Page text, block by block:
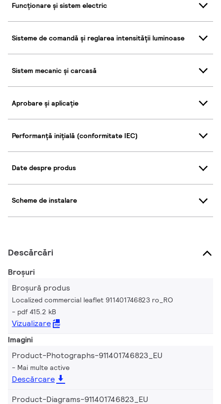
Funcționare și sistem electric
Sisteme de comandă și reglarea intensității luminoase
Sistem mecanic și carcasă
Aprobare și aplicație
Performanță inițială (conformitate IEC)
Date despre produs
Scheme de instalare
Descărcări
Broșuri
Broșură produs
Localized commercial leaflet 911401746823 ro_RO
pdf 415.2 kB
Vizualizare
Imagini
Product-Photographs-911401746823_EU
Mai multe active
Descărcare
Product-Diagrams-911401746823_EU